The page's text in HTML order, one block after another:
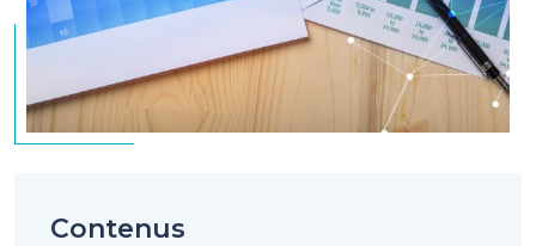
Contenus